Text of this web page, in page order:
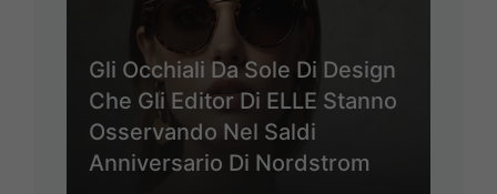
Gli Occhiali Da Sole Di Design
Che Gli Editor Di ELLE Stanno
Osservando Nel Saldi
Anniversario Di Nordstrom